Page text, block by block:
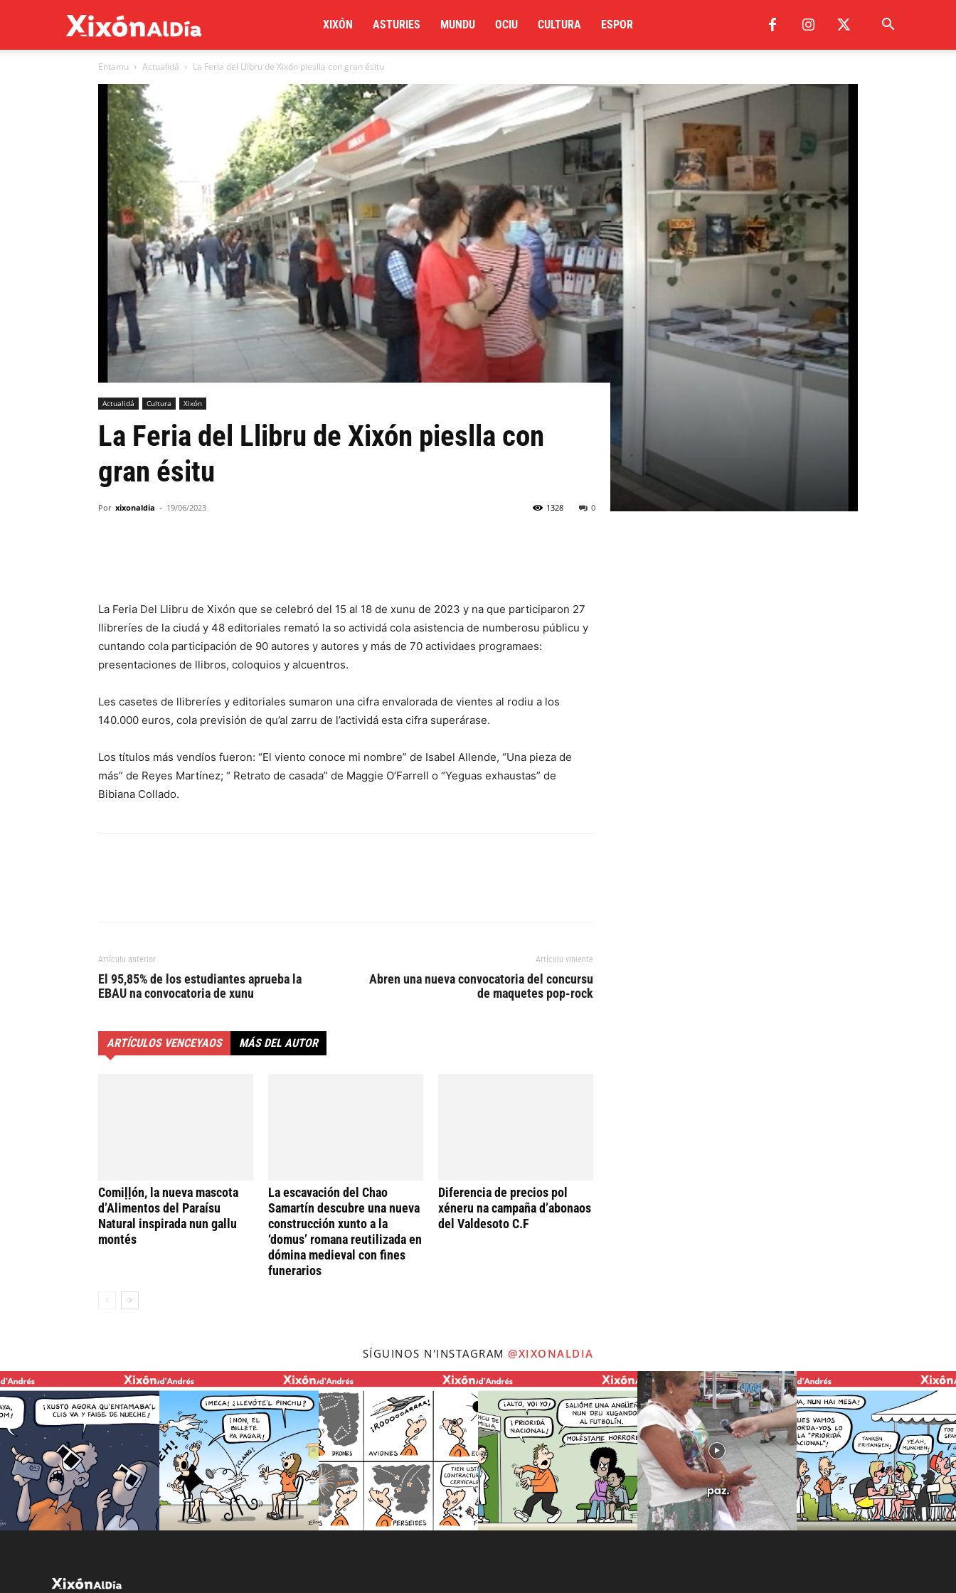
al
XIXÓN ASTURIES MUNDU OCIU CULTURA ESPOR
Entamu Actualidá La Feria del Llibru de Xixón pieslla con gran ésitu
Actualidá Cultura Xixón
La Feria del Llibru de Xixón pieslla con
gran ésitu
Por xixonaldia - 19/06/2023 0
1328
La Feria Del Llibru de Xixón que se celebró del 15 al 18 de xunu de 2023 y na que participaron 27
llibreríes de la ciudá y 48 editoriales remató la so actividá cola asistencia de numberosu públicu y
cuntando cola participación de 90 autores y autores y más de 70 actividaes programaes:
presentaciones de llibros, coloquios y alcuentros.
Les casetes de llibreríes y editoriales sumaron una cifra envalorada de vientes al rodiu a los
140.000 euros, cola previsión de qu’al zarru de l’actividá esta cifra superárase.
Los títulos más vendíos fueron: “El viento conoce mi nombre” de Isabel Allende, “Una pieza de
más” de Reyes Martínez; “ Retrato de casada” de Maggie O’Farrell o “Yeguas exhaustas” de
Bibiana Collado.
Artículu anterior
El 95,85% de los estudiantes aprueba la
EBAU na convocatoria de xunu
Artículu viniente
Abren una nueva convocatoria del concursu
de maquetes pop-rock
ARTÍCULOS VENCEYAOS MÁS DEL AUTOR
Comiḷḷón, la nueva mascota
d’Alimentos del Paraísu
Natural inspirada nun gallu
montés
La escavación del Chao
Samartín descubre una nueva
construcción xunto a la
‘domus’ romana reutilizada en
dómina medieval con fines
funerarios
Diferencia de precios pol
xéneru na campaña d’abonaos
del Valdesoto C.F
SÍGUINOS N'INSTAGRAM @XIXONALDIA